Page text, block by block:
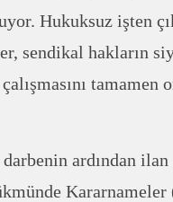
Hukuksuz işten
sendikal hakların
tamamen
ardından
Kararnameler